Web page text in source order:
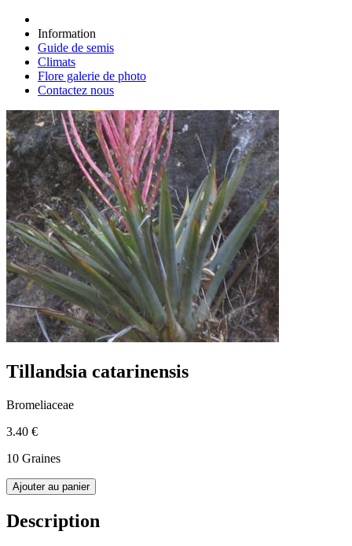
Information
Guide de semis
Climats
Flore galerie de photo
Contactez nous
Tillandsia catarinensis
Bromeliaceae
3.40 €
10 Graines
Ajouter au panier
Description